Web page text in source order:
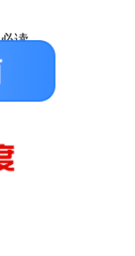
读